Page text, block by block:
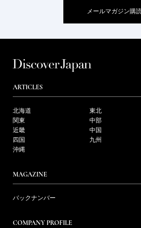
メールマガジン購
ARTICLES
北海道
東北
関東
中部
近畿
中国
四国
九州
沖縄
MAGAZINE
バックナンバー
COMPANY PROFILE